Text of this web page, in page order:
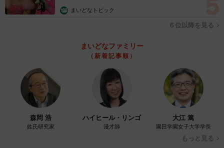
まいどなトピック
６位以降を見る
まいどなファミリー
（新着記事順）
森岡 浩
姓氏研究家
ハイヒール・リンゴ
漫才師
大江 篤
園田学園女子大学学長
もっと見る